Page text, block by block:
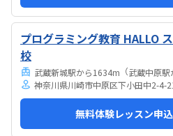
プログラミング教育 HALLO
校
武蔵新城駅から1634m （武蔵中原
神奈川県川崎市中原区下小田中2-4-
無料体験レッスン申